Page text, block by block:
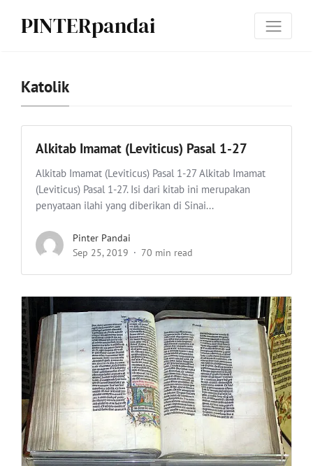
PINTERpandai
Katolik
Alkitab Imamat (Leviticus) Pasal 1-27
Alkitab Imamat (Leviticus) Pasal 1-27 Alkitab Imamat
(Leviticus) Pasal 1-27. Isi dari kitab ini merupakan
penyataan ilahi yang diberikan di Sinai...
Pinter Pandai
Sep 25, 2019
70 min read